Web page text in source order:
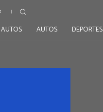
AUTOS AUTOS DEPORTES